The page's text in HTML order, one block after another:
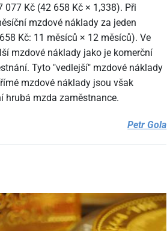
077 Kč (42 658 Kč × 1,338). Při
mzdové náklady za jeden
658 Kč: 11 měsíců × 12 měsíců). Ve
mzdové náklady jako je komerční
Tyto "vedlejší" mzdové náklady
mzdové náklady jsou však
hrubá mzda zaměstnance.
Petr Gola